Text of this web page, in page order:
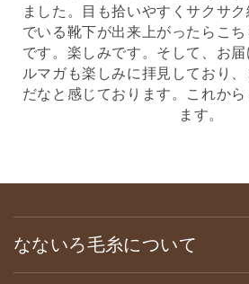
ました。目も拾いやすくサクサ
でいる靴下が出来上がったらこ
です。楽しみです。そして、お
ルマガも楽しみに拝見しており
だなと感じております。これか
ます。
なないろ毛糸について